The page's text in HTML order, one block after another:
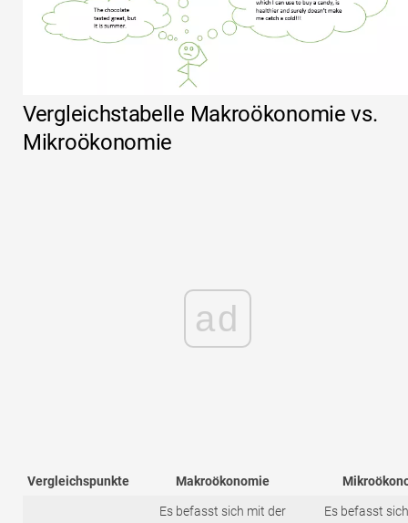
Vergleichstabelle Makroökonomie vs.
Mikroökonomie
ad
Vergleichspunkte Makroökonomie
Es befasst sich mit der
Es befasst